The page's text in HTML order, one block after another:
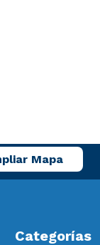
Mapa
Categorías